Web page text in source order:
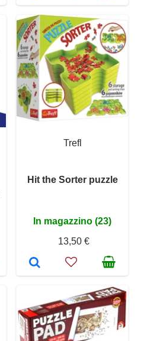
Trefl
Hit the Sorter puzzle
In magazzino (23)
13,50 €